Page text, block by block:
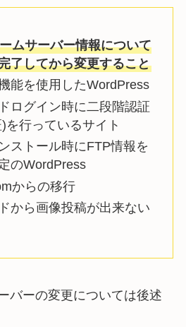
ムサーバー情報について
了してから変更すること
能を使用したWordPress
ログイン時に二段階認証
を行っているサイト
ストール時にFTP情報を
のWordPress
からの移行
から画像投稿が出来ない
バーの変更については後述